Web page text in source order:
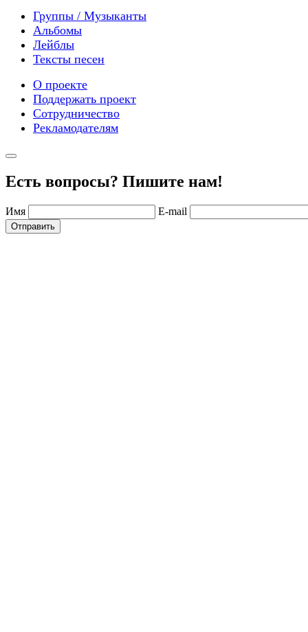
Группы / Музыканты
Альбомы
Лейблы
Тексты песен
О проекте
Поддержать проект
Сотрудничество
Рекламодателям
Есть вопросы? Пишите нам!
Имя E-mail